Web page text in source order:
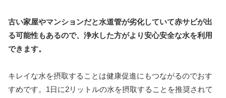
古い家屋やマンションだと水道管が劣化していて赤サビが出
る可能性もあるので、浄水した方がより安心安全な水を利用
できます。
キレイな水を摂取することは健康促進にもつながるのでおす
すめです。1日に2リットルの水を摂取することを推奨されて